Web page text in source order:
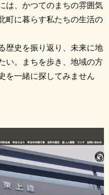
は、かつてのまちの雰囲気
町に暮らす私たちの生活の
歴史を振り返り、未来に地
い。まちを歩き、地域の方
を一緒に探してみません